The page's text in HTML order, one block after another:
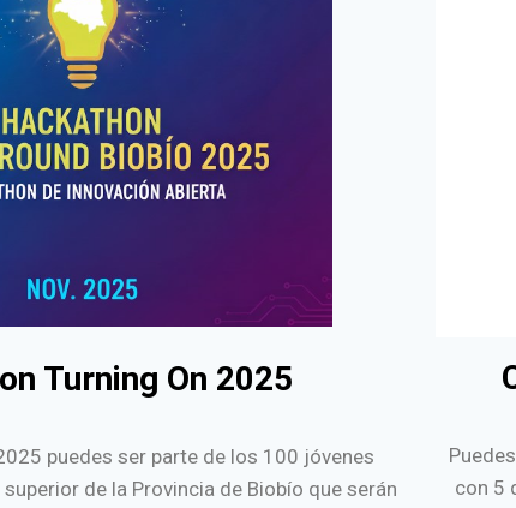
Turning On 2025
puedes ser parte de los 100 jóvenes
de la Provincia de Biobío que serán
con 5